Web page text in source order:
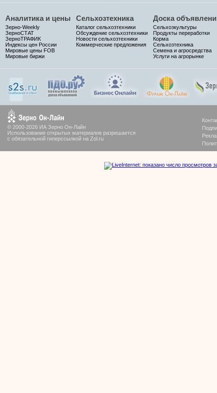
Аналитика и цены
Зерно-Weekly
ЗерноСТАТ
ЗерноТРАФИК
Индексы цен России
Мировые цены FOB
Мировые биржи
Сельхозтехника
Каталог сельхозтехники
Обсуждение сельхозтехники
Новости сельхозтехники
Коммерческие предложения
Доска
Сельхозкультуры
Продукты переработки
Корма
Сельхозтехника
Семена и агросредства
Услуги на агрорынке
© 2000-2026 ИА Зерно Он-Лайн
Использование открытых материалов разрешается
с обязательной гиперссылкой на Zol.ru